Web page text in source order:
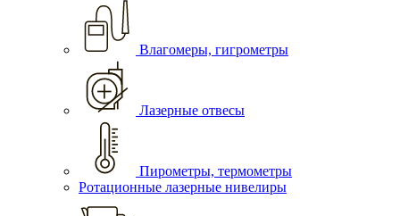
Влагомеры, гигрометры
Лазерные отвесы
Пирометры, термометры
Ротационные лазерные нивелиры